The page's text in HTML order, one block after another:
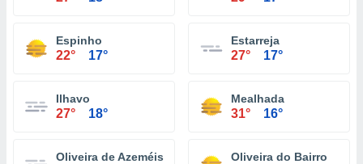
Espinho
22° 17°
Estarreja
27° 17°
Ilhavo
27° 18°
Mealhada
31° 16°
Oliveira de Azeméis Oliveira do Bairro